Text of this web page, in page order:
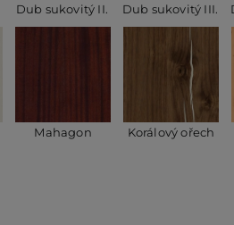
Dub sukovitý II. Dub sukovitý III.
Mahagon Korálový ořech